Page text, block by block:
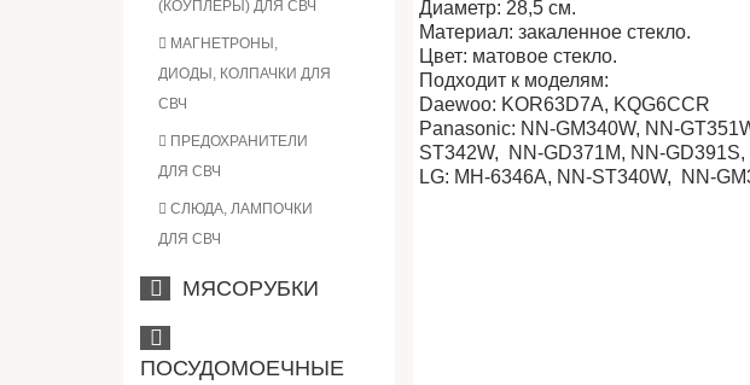
(КОУПЛЕРЫ) ДЛЯ СВЧ
МАГНЕТРОНЫ,
ДИОДЫ, КОЛПАЧКИ ДЛЯ
СВЧ
ПРЕДОХРАНИТЕЛИ
ДЛЯ СВЧ
СЛЮДА, ЛАМПОЧКИ
ДЛЯ СВЧ
МЯСОРУБКИ
ПОСУДОМОЕЧНЫЕ
Диаметр: 28,5 см.
Материал: закаленное стекло.
Цвет: матовое стекло.
Подходит к моделям:
Daewoo: KOR63D7A, KQG6CCR
Panasonic: NN-GM340W, NN-
ST342W, NN-GD371M, NN-
LG: МН-6346А, NN-ST340W, NN-